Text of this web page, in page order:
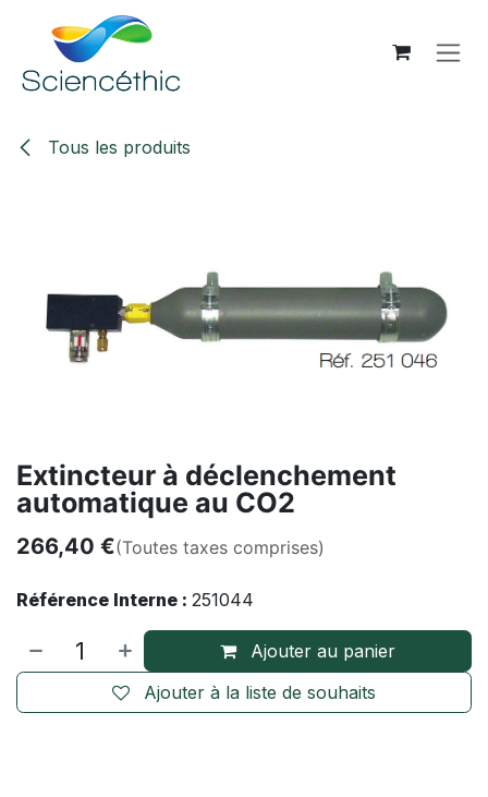
Se rendre au contenu
Tous les produits
Extincteur à déclenchement
automatique au CO2
266,40 €(Toutes taxes comprises)
Référence Interne : 251044
Ajouter au panier
Ajouter à la liste de souhaits